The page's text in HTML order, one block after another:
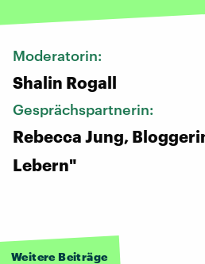
Moderatorin:
Shalin Rogall
Gesprächspartnerin:
Rebecca Jung,
Lebern"
Weitere Beiträge